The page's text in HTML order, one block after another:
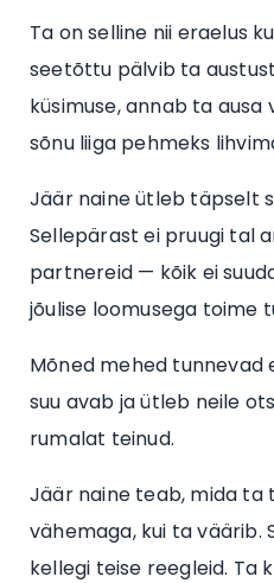
Ta on selline nii eraelus
seetõttu pälvib ta
küsimuse, annab ta
sõnu liiga pehmeks
Jäär naine ütleb täpselt
Sellepärast ei pruugi tal
partnereid — kõik ei
jõulise loomusega toime
Mõned mehed tunnevad
suu avab ja ütleb neile
rumalat teinud.
Jäär naine teab, mida ta
vähemaga, kui ta väärib.
kellegi teise reegleid. Ta